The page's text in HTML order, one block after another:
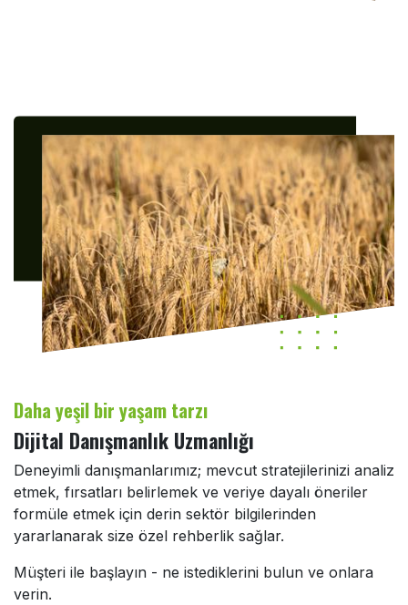
Daha yeşil bir yaşam tarzı
Dijital Danışmanlık Uzmanlığı
Deneyimli danışmanlarımız; mevcut stratejilerinizi analiz
etmek, fırsatları belirlemek ve veriye dayalı öneriler
formüle etmek için derin sektör bilgilerinden
yararlanarak size özel rehberlik sağlar.
Müşteri ile başlayın - ne istediklerini bulun ve onlara
verin.